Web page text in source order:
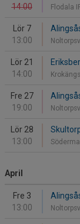
14:00
Flodala
Lör 7
13:00
Lör 21
14:00
Fre 27
19:00
Lör 28
13:00
April
Fre 3
13:00